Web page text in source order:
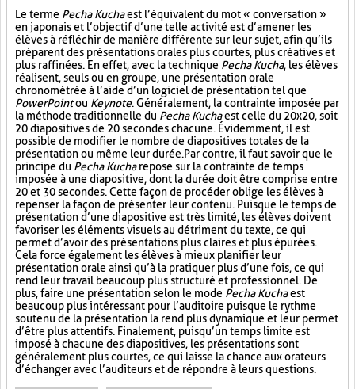
Le terme Pecha Kuchaest l’équivalent du mot « conversation »
en japonais et l’objectif d’une telle activité est d’amener les
élèves à réfléchir de manière différente sur leur sujet, afin qu’ils
préparent des présentations orales plus courtes, plus créatives et
plus raffinées. En effet, avec la technique Pecha Kucha, les élèves
réalisent, seuls ou en groupe, une présentation orale
chronométrée à l’aide d’un logiciel de présentation tel que
PowerPointou Keynote. Généralement, la contrainte imposée par
la méthode traditionnelle du Pecha Kuchaest celle du 20x20, soit
20 diapositives de 20 secondes chacune. Évidemment, il est
possible de modifier le nombre de diapositives totales de la
présentation ou même leur durée. Par contre, il faut savoir que le
principe du Pecha Kucharepose sur la contrainte de temps
imposée à une diapositive, dont la durée doit être comprise entre
20 et 30 secondes. Cette façon de procéder oblige les élèves à
repenser la façon de présenter leur contenu. Puisque le temps de
présentation d’une diapositive est très limité, les élèves doivent
favoriser les éléments visuels au détriment du texte, ce qui
permet d’avoir des présentations plus claires et plus épurées.
Cela force également les élèves à mieux planifier leur
présentation orale ainsi qu’à la pratiquer plus d’une fois, ce qui
rend leur travail beaucoup plus structuré et professionnel. De
plus, faire une présentation selon le mode Pecha Kuchaest
beaucoup plus intéressant pour l’auditoire puisque le rythme
soutenu de la présentation la rend plus dynamique et leur permet
d’être plus attentifs. Finalement, puisqu’un temps limite est
imposé à chacune des diapositives, les présentations sont
généralement plus courtes, ce qui laisse la chance aux orateurs
d’échanger avec l’auditeurs et de répondre à leurs questions.